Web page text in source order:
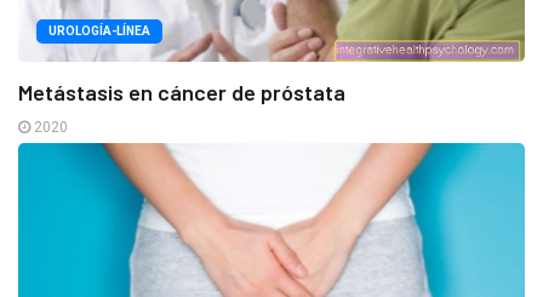
UROLOGÍA-LÍNEA
Metástasis en cáncer de próstata
2020